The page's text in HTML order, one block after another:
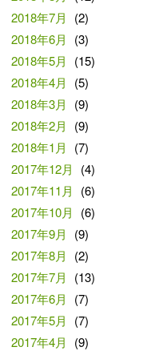
2018年7月
(2)
2018年6月
(3)
2018年5月
(15)
2018年4月
(5)
2018年3月
(9)
2018年2月
(9)
2018年1月
(7)
2017年12月
(4)
2017年11月
(6)
2017年10月
(6)
2017年9月
(9)
2017年8月
(2)
2017年7月
(13)
2017年6月
(7)
2017年5月
(7)
2017年4月
(9)